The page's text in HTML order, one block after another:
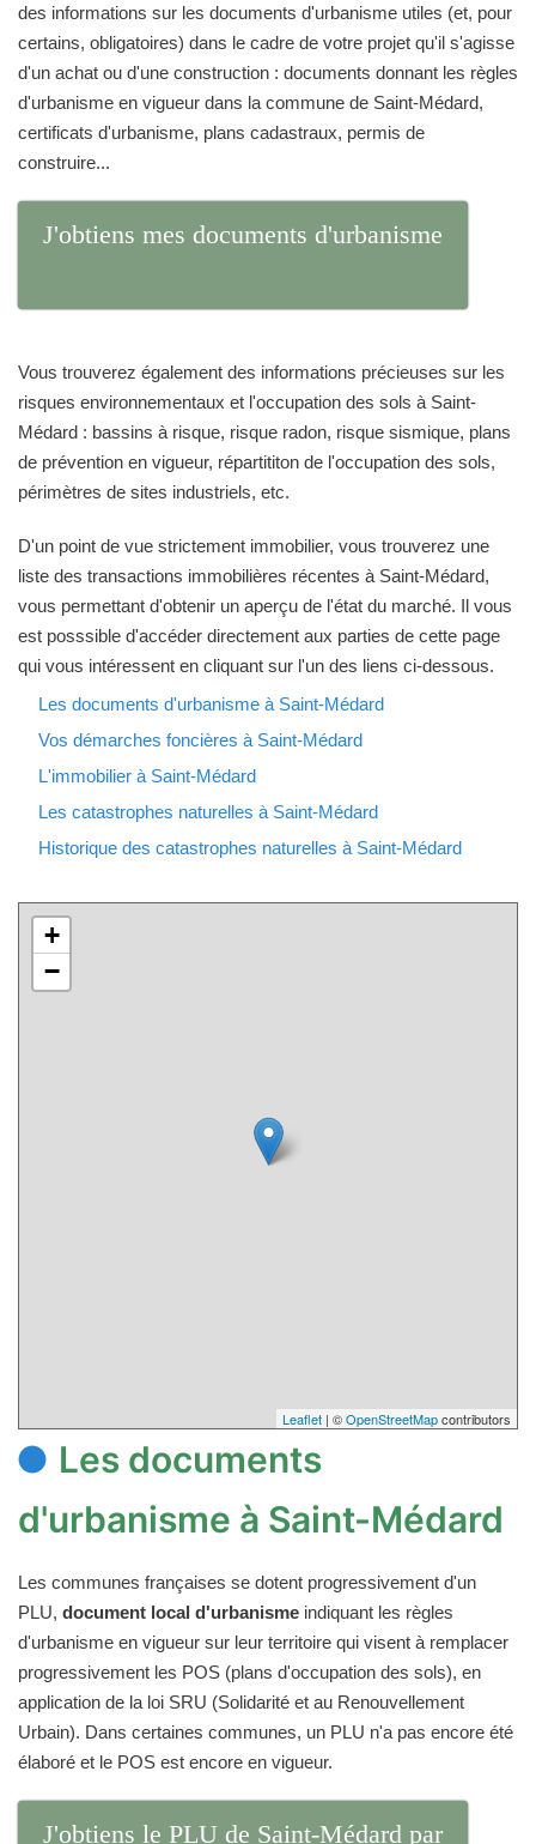
des informations sur les documents d'urbanisme utiles (et, pour
certains, obligatoires) dans le cadre de votre projet qu'il s'agisse
d'un achat ou d'une construction : documents donnant les règles
d'urbanisme en vigueur dans la commune de Saint-Médard,
certificats d'urbanisme, plans cadastraux, permis de
construire...
J'obtiens mes documents d'urbanisme
Vous trouverez également des informations précieuses sur les
risques environnementaux et l'occupation des sols à Saint-
Médard : bassins à risque, risque radon, risque sismique, plans
de prévention en vigueur, répartititon de l'occupation des sols,
périmètres de sites industriels, etc.
D'un point de vue strictement immobilier, vous trouverez une
liste des transactions immobilières récentes à Saint-Médard,
vous permettant d'obtenir un aperçu de l'état du marché. Il vous
est posssible d'accéder directement aux parties de cette page
qui vous intéressent en cliquant sur l'un des liens ci-dessous.
Les documents d'urbanisme à Saint-Médard
Vos démarches foncières à Saint-Médard
L'immobilier à Saint-Médard
Les catastrophes naturelles à Saint-Médard
Historique des catastrophes naturelles à Saint-Médard
+
−
Leaflet | ©OpenStreetMapcontributors
Les documents
d'urbanisme à Saint-Médard
Les communes françaises se dotent progressivement d'un
PLU, document local d'urbanisme indiquant les règles
d'urbanisme en vigueur sur leur territoire qui visent à remplacer
progressivement les POS (plans d'occupation des sols), en
application de la loi SRU (Solidarité et au Renouvellement
Urbain). Dans certaines communes, un PLU n'a pas encore été
élaboré et le POS est encore en vigueur.
J'obtiens le PLU de Saint-Médard par